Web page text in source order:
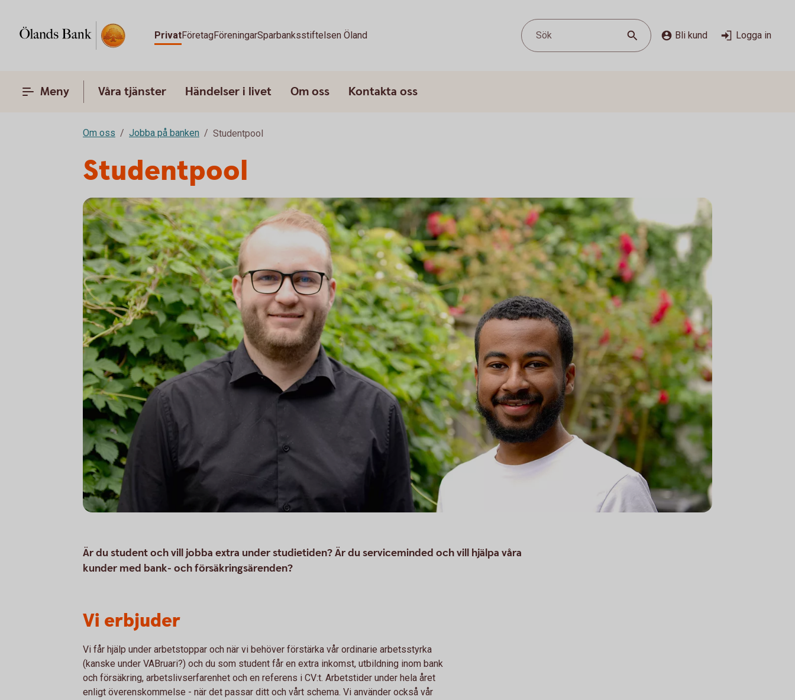
PrivatFöretagFöreningarSparbanksstiftelsen Öland Sök Bli kund Logga in
Meny Våra tjänster Händelser i livet Om oss Kontakta oss
Om oss Jobba på banken Studentpool
Studentpool
Är du student och vill jobba extra under studietiden? Är du serviceminded och vill hjälpa våra
kunder med bank- och försäkringsärenden?
Vi erbjuder
Vi får hjälp under arbetstoppar och när vi behöver förstärka vår ordinarie arbetsstyrka
(kanske under VABruari?) och du som student får en extra inkomst, utbildning inom bank
och försäkring, arbetslivserfarenhet och en referens i CV:t. Arbetstider under hela året
enligt överenskommelse - när det passar ditt och vårt schema. Vi använder också vår